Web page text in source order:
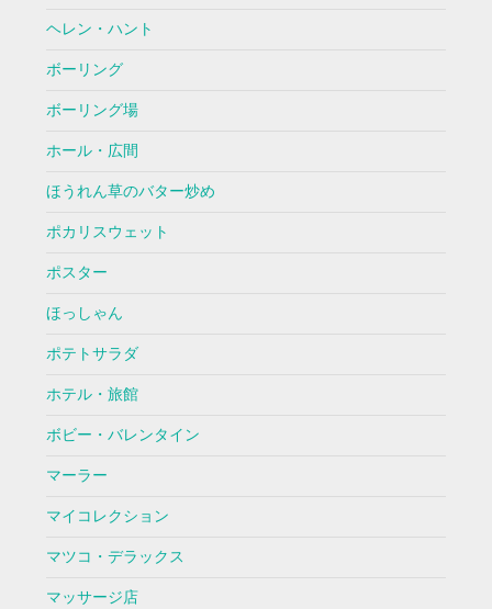
ヘレン・ハント
ボーリング
ボーリング場
ホール・広間
ほうれん草のバター炒め
ポカリスウェット
ポスター
ほっしゃん
ポテトサラダ
ホテル・旅館
ボビー・バレンタイン
マーラー
マイコレクション
マツコ・デラックス
マッサージ店